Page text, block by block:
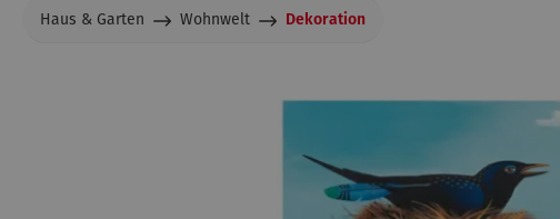
Haus & Garten Wohnwelt Dekoration